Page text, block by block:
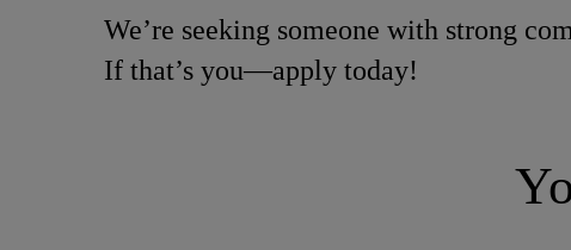
We’re seeking someone with strong
If that’s you—apply today!